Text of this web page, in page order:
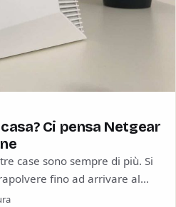
Ci pensa Netgear
case sono sempre di più. Si
fino ad arrivare al
di…